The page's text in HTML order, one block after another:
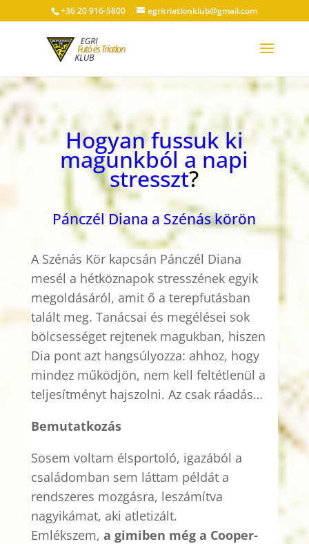
+36 20 916-5800 egritriatlonklub@gmail.com
Hogyan fussuk ki
magunkból a napi
stresszt?
Pánczél Diana a Szénás körön
A Szénás Kör kapcsán Pánczél Diana
mesél a hétköznapok stresszének egyik
megoldásáról, amit ő a terepfutásban
talált meg. Tanácsai és megélései sok
bölcsességet rejtenek magukban, hiszen
Dia pont azt hangsúlyozza: ahhoz, hogy
mindez működjön, nem kell feltétlenül a
teljesítményt hajszolni. Az csak ráadás…
Bemutatkozás
Sosem voltam élsportoló, igazából a
családomban sem láttam példát a
rendszeres mozgásra, leszámítva
nagyikámat, aki atletizált.
Emlékszem, a gimiben még a Cooper-